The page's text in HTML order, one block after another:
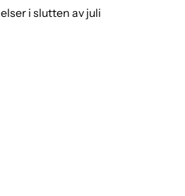
i slutten av juli